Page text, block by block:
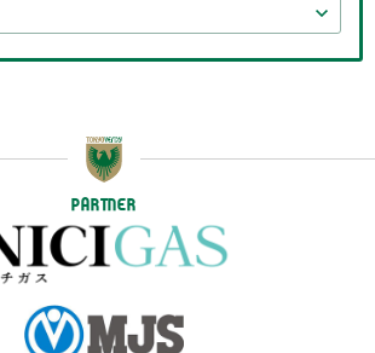
PARTNER